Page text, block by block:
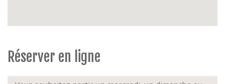
Réserver en ligne